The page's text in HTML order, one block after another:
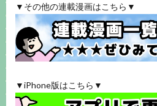
▼その他の連載漫画はこちら▼
▼iPhone版はこちら▼